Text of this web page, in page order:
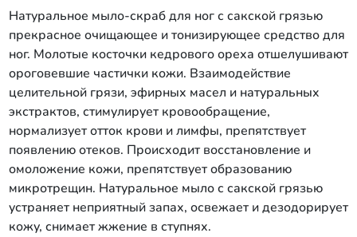
Натуральное мыло-скраб для ног с сакской грязью
прекрасное очищающее и тонизирующее средство для
ног. Молотые косточки кедрового ореха отшелушивают
ороговевшие частички кожи. Взаимодействие
целительной грязи, эфирных масел и натуральных
экстрактов, стимулирует кровообращение,
нормализует отток крови и лимфы, препятствует
появлению отеков. Происходит восстановление и
омоложение кожи, препятствует образованию
микротрещин. Натуральное мыло с сакской грязью
устраняет неприятный запах, освежает и дезодорирует
кожу, снимает жжение в ступнях.